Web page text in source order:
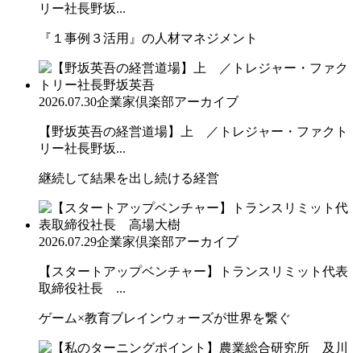
リー社長野坂...
『１事例３活用』の人材マネジメント
2026.07.30企業家倶楽部アーカイブ
【野坂英吾の経営道場】上 ／トレジャー・ファクト
リー社長野坂...
継続して結果を出し続ける経営
2026.07.29企業家倶楽部アーカイブ
【スタートアップベンチャー】トランスリミット代表
取締役社長 ...
ゲーム×教育ブレインウォーズが世界を繋ぐ